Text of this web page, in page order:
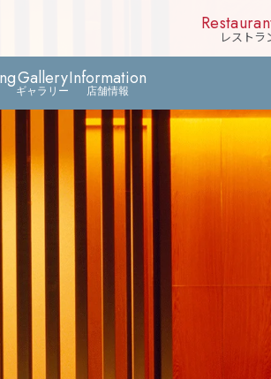
レストラ
Gallery
ギャラリー
Information
店舗情報